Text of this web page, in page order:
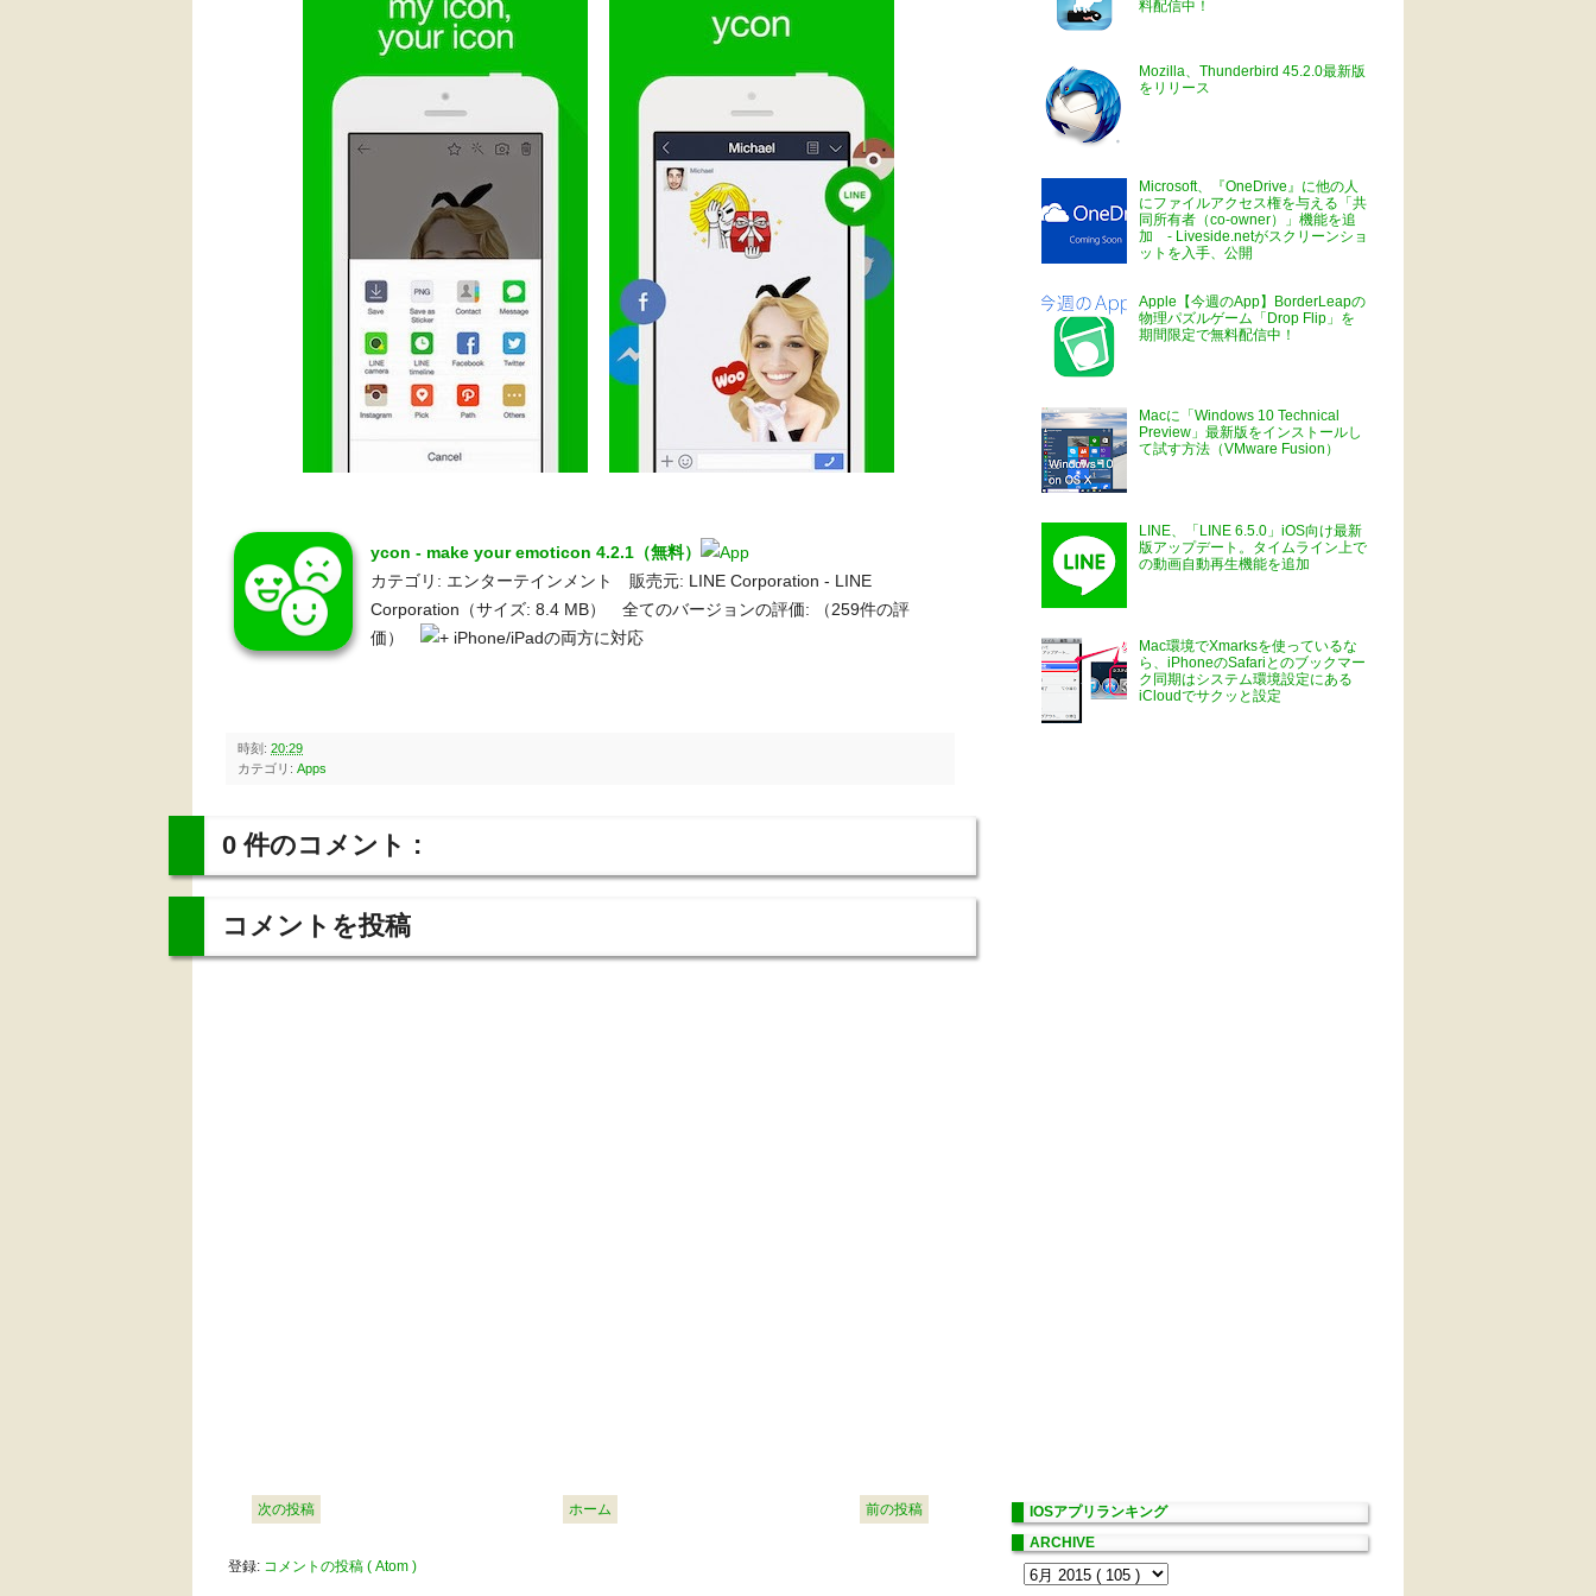
ycon - make your emoticon 4.2.1（無料）
カテゴリ: エンターテインメント 販売元: LINE Corporation - LINE
Corporation（サイズ: 8.4 MB） 全てのバージョンの評価:
（259件の評
価）
iPhone/iPadの両方に対応
時刻: 20:29
カテゴリ: Apps
0 件のコメント :
コメントを投稿
次の投稿 前の投稿
ホーム
登録: コメントの投稿 ( Atom )
料配信中！
Mozilla、Thunderbird 45.2.0最新版
をリリース
Microsoft、『OneDrive』に他の人
にファイルアクセス権を与える「共
同所有者（co-owner）」機能を追
加 - Liveside.netがスクリーンショ
ットを入手、公開
Apple【今週のApp】BorderLeapの
物理パズルゲーム「Drop Flip」を
期間限定で無料配信中！
Macに「Windows 10 Technical
Preview」最新版をインストールし
て試す方法（VMware Fusion）
LINE、「LINE 6.5.0」iOS向け最新
版アップデート。タイムライン上で
の動画自動再生機能を追加
Mac環境でXmarksを使っているな
ら、iPhoneのSafariとのブックマー
ク同期はシステム環境設定にある
iCloudでサクッと設定
IOSアプリランキング
ARCHIVE